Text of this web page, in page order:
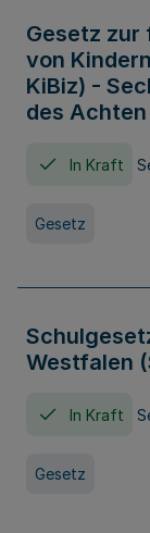
Gesetz zur
von
KiBiz) -
des
In Kraft
Gesetz
Westfalen
In Kraft
Gesetz